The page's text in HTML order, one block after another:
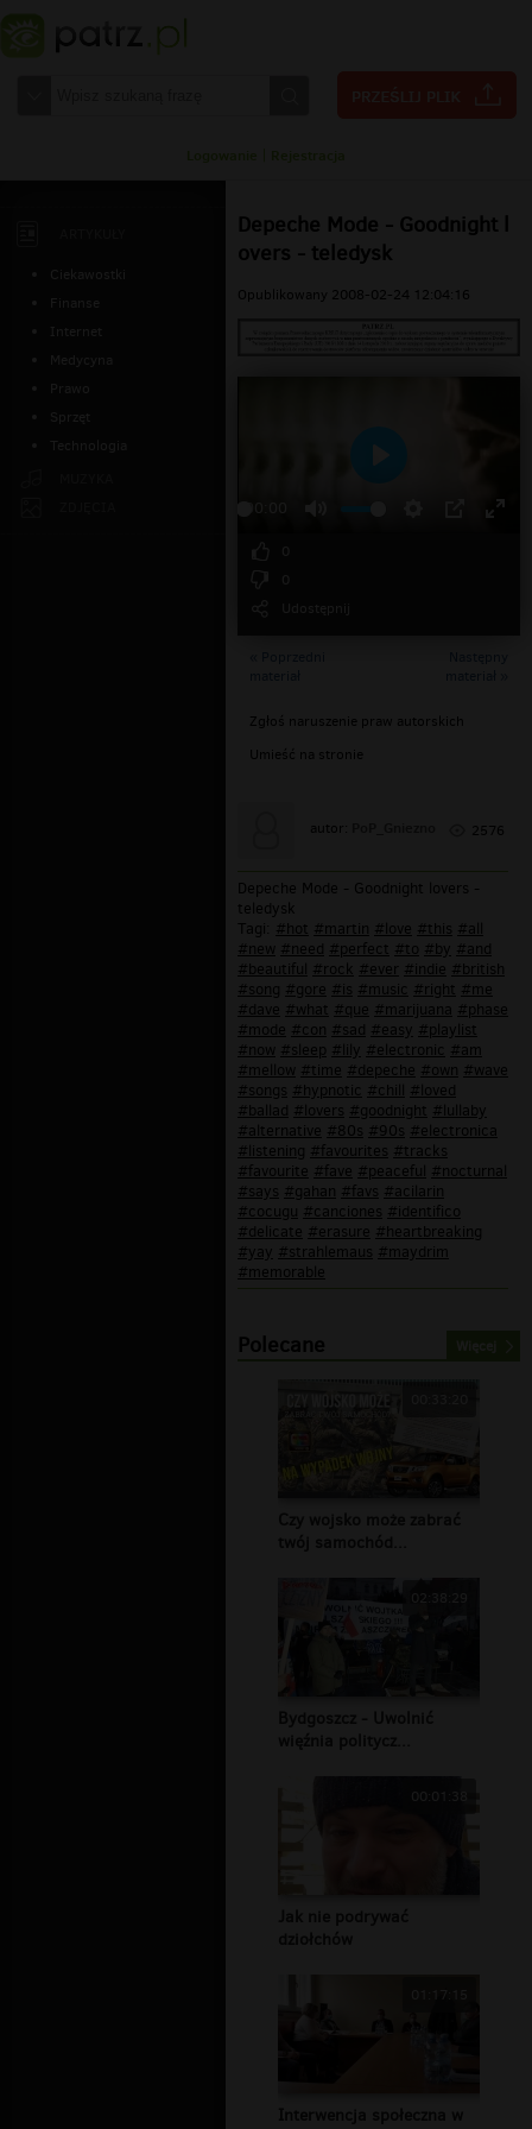
Depeche Mode - Goodnight l
overs - teledysk
Opublikowany 2008-02-24 12:04:16
Zgłoś naruszenie praw autorskich
Umieść na stronie
autor: 2576
Depeche Mode - Goodnight lovers -
teledysk
Tagi: #hot #martin #love #this #all
#new #need #perfect #to #by #and
#beautiful #rock #ever #indie #british
#song #gore #is #music #right #me
#dave #what #que #marijuana #phase
#mode #con #sad #easy #playlist
#now #sleep #lily #electronic #am
#mellow #time #depeche #own #wave
#songs #hypnotic #chill
#loved
#ballad #lovers #goodnight #lullaby
#alternative #80s #90s #electronica
#listening #favourites #tracks
#favourite #fave #peaceful #nocturnal
#says #gahan #favs #acilarin
#cocugu #canciones #identifico
#delicate #erasure #heartbreaking
#yay #strahlemaus #maydrim
#memorable
Polecane